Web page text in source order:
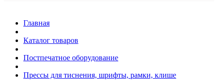
Главная
Каталог товаров
Постпечатное оборудование
Прессы для тиснения, шрифты, рамки, клише